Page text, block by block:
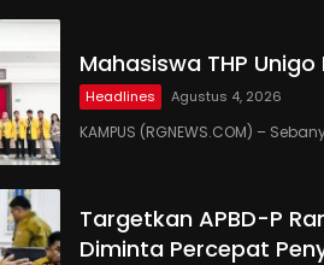
Mahasiswa THP
Headlines Agustus 4, 2026
KAMPUS (RGNEWS.COM) –
Targetkan APBD-P
Diminta Percepat